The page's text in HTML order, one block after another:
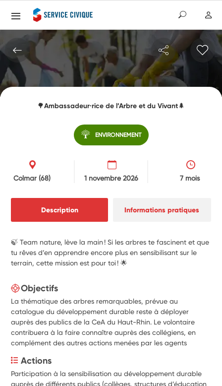
🌳Ambassadeur·rice de l’Arbre et du Vivant🌲
ENVIRONNEMENT
Colmar(68) 1 novembre 2026 7 mois
Description Informations pratiques
🍃 Team nature, lève la main ! Si les arbres te fascinent et que
tu rêves d’en apprendre encore plus en sensibilisant sur le
terrain, cette mission est pour toi ! 🌟
Objectifs
La thématique des arbres remarquables, prévue au
catalogue du développement durable reste à déployer
auprès des publics de la CeA du Haut-Rhin. Le volontaire
contribuera à la faire connaître auprès des collégiens, en
complément des autres actions menées par les agents
Actions
Participation à la sensibilisation au développement durable
auprès de différents publics (collèges, structures d’éducation